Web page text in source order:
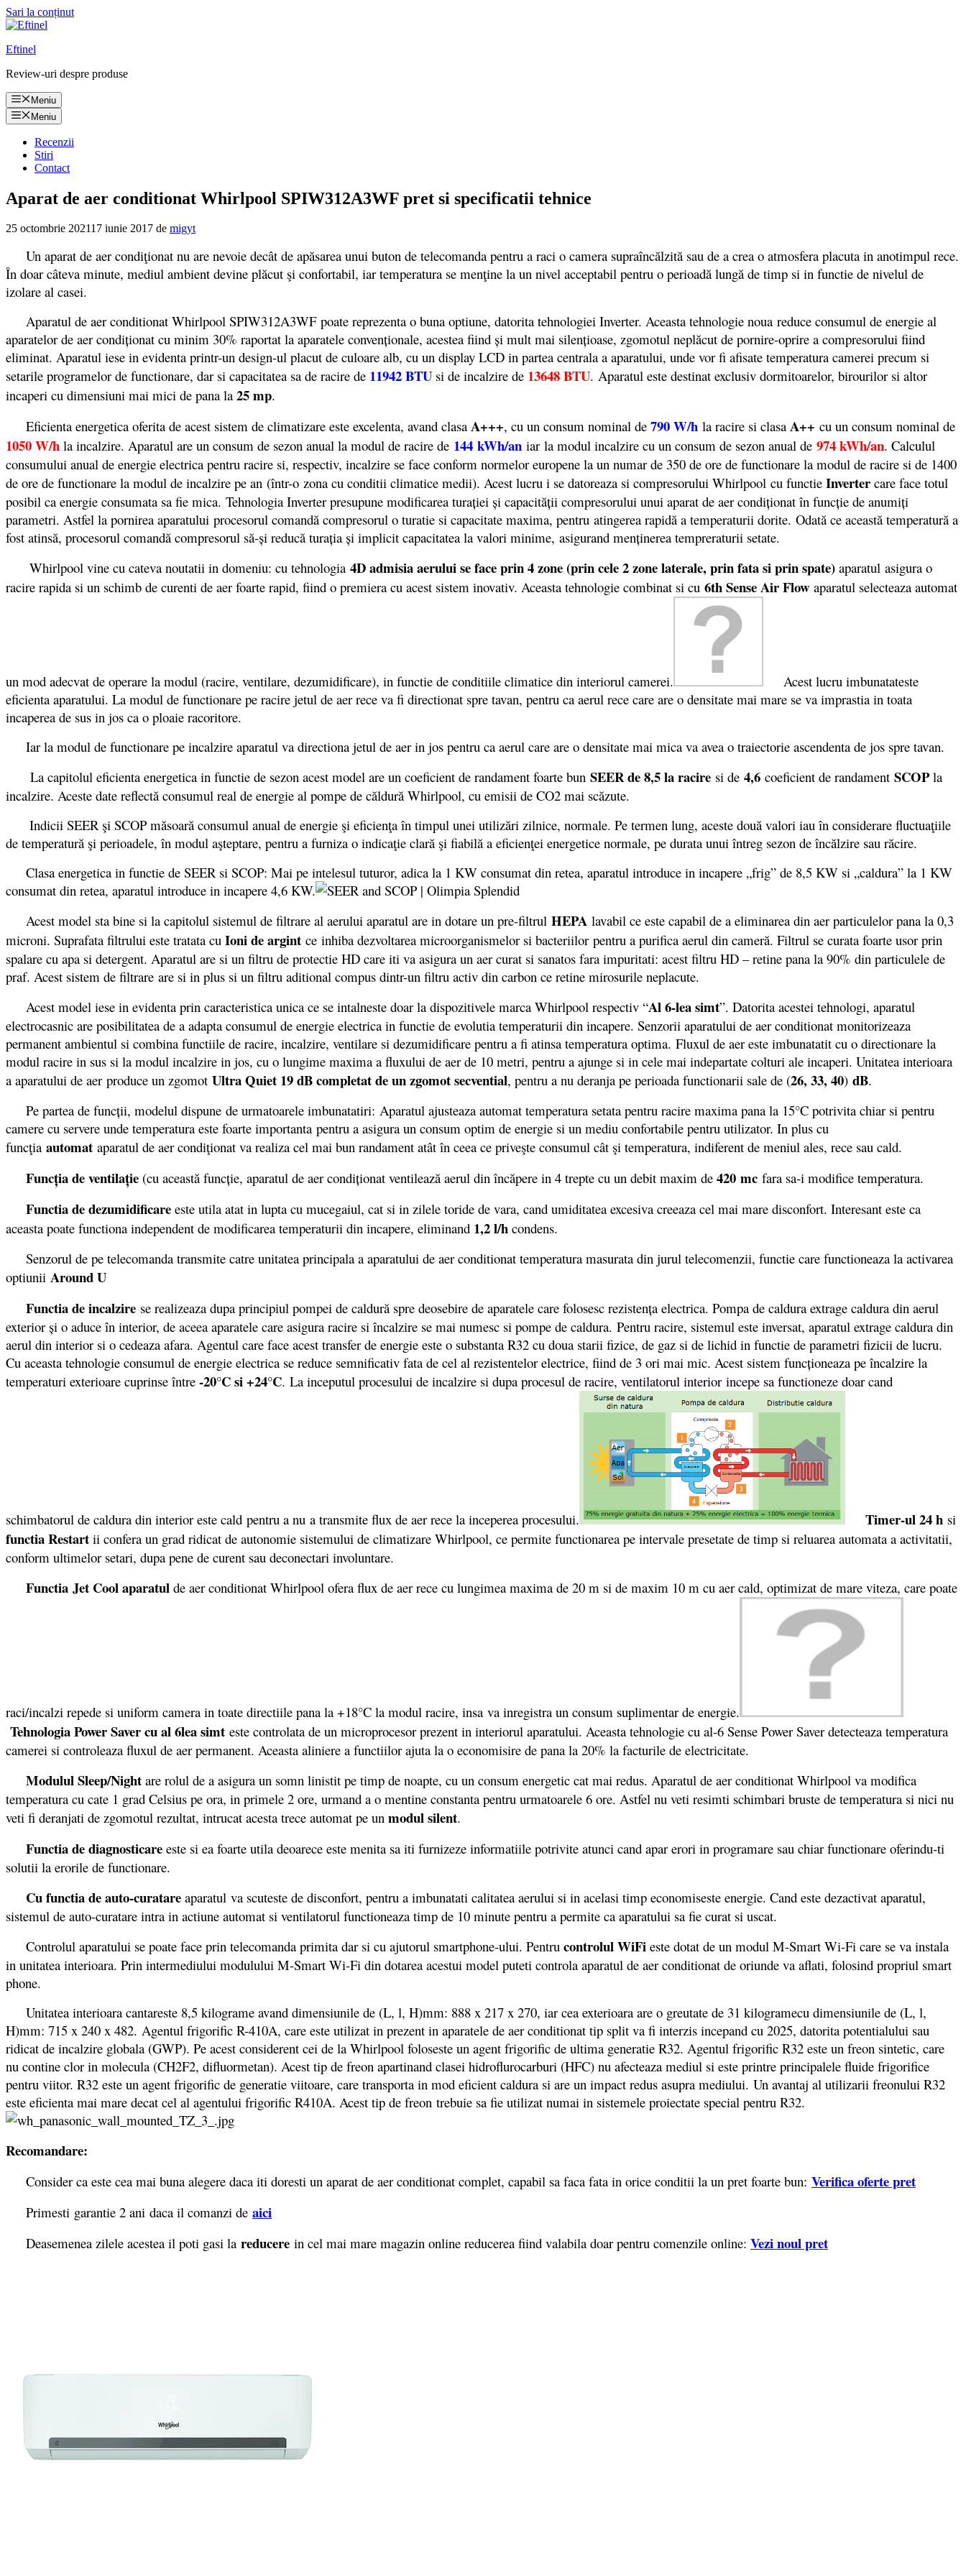
Sari la conținut
Eftinel
Review-uri despre produse
Meniu
Meniu
Recenzii
Stiri
Contact
Aparat de aer conditionat Whirlpool SPIW312A3WF pret si specificatii tehnice
25 octombrie 202117 iunie 2017 de migyt
Un aparat de aer condiţionat nu are nevoie decât de apăsarea unui buton de telecomanda pentru a raci o camera supraîncălzită sau de a crea o atmosfera placuta in anotimpul rece.
În doar câteva minute, mediul ambient devine plăcut şi confortabil, iar temperatura se menţine la un nivel acceptabil pentru o perioadă lungă de timp si in functie de nivelul de
izolare al casei.
Aparatul de aer conditionat Whirlpool SPIW312A3WF poate reprezenta o buna optiune, datorita tehnologiei Inverter. Aceasta tehnologie noua reduce consumul de energie al
aparatelor de aer condiționat cu minim 30% raportat la aparatele convenționale, acestea fiind și mult mai silențioase, zgomotul neplăcut de pornire-oprire a compresorului fiind
eliminat. Aparatul iese in evidenta printr-un design-ul placut de culoare alb, cu un display LCD in partea centrala a aparatului, unde vor fi afisate temperatura camerei precum si
setarile programelor de functionare, dar si capacitatea sa de racire de 11942 BTU si de incalzire de 13648 BTU. Aparatul este destinat exclusiv dormitoarelor, birourilor si altor
incaperi cu dimensiuni mai mici de pana la 25 mp.
Eficienta energetica oferita de acest sistem de climatizare este excelenta, avand clasa A+++, cu un consum nominal de 790 W/h la racire si clasa A++ cu un consum nominal de
1050 W/h la incalzire. Aparatul are un consum de sezon anual la modul de racire de 144 kWh/an iar la modul incalzire cu un consum de sezon anual de 974 kWh/an. Calculul
consumului anual de energie electrica pentru racire si, respectiv, incalzire se face conform normelor europene la un numar de 350 de ore de functionare la modul de racire si de 1400
de ore de functionare la modul de incalzire pe an (într-o zona cu conditii climatice medii). Acest lucru i se datoreaza si compresorului Whirlpool cu functie Inverter care face totul
posibil ca energie consumata sa fie mica. Tehnologia Inverter presupune modificarea turației și capacității compresorului unui aparat de aer condiționat în funcție de anumiți
parametri. Astfel la pornirea aparatului procesorul comandă compresorul o turatie si capacitate maxima, pentru atingerea rapidă a temperaturii dorite. Odată ce această temperatură a
fost atinsă, procesorul comandă compresorul să-și reducă turația și implicit capacitatea la valori minime, asigurand menținerea tempreraturii setate.
Whirlpool vine cu cateva noutatii in domeniu: cu tehnologia 4D admisia aerului se face prin 4 zone (prin cele 2 zone laterale, prin fata si prin spate) aparatul asigura o
racire rapida si un schimb de curenti de aer foarte rapid, fiind o premiera cu acest sistem inovativ. Aceasta tehnologie combinat si cu 6th Sense Air Flow aparatul selecteaza automat
un mod adecvat de operare la modul (racire, ventilare, dezumidificare), in functie de conditiile climatice din interiorul camerei.
Acest lucru imbunatateste
eficienta aparatului. La modul de functionare pe racire jetul de aer rece va fi directionat spre tavan, pentru ca aerul rece care are o densitate mai mare se va imprastia in toata
incaperea de sus in jos ca o ploaie racoritore.
Iar la modul de functionare pe incalzire aparatul va directiona jetul de aer in jos pentru ca aerul care are o densitate mai mica va avea o traiectorie ascendenta de jos spre tavan.
La capitolul eficienta energetica in functie de sezon acest model are un coeficient de randament foarte bun SEER de 8,5 la racire si de 4,6 coeficient de randament SCOPla
incalzire. Aceste date reflectă consumul real de energie al pompe de căldură Whirlpool, cu emisii de CO2 mai scăzute.
Indicii SEER şi SCOP măsoară consumul anual de energie şi eficienţa în timpul unei utilizări zilnice, normale. Pe termen lung, aceste două valori iau în considerare fluctuaţiile
de temperatură şi perioadele, în modul aşteptare, pentru a furniza o indicaţie clară şi fiabilă a eficienţei energetice normale, pe durata unui întreg sezon de încălzire sau răcire.
Clasa energetica in functie de SEER si SCOP: Mai pe intelesul tuturor, adica la 1 KW consumat din retea, aparatul introduce in incapere „frig” de 8,5 KW si „caldura” la 1 KW
consumat din retea, aparatul introduce in incapere 4,6 KW.
Acest model sta bine si la capitolul sistemul de filtrare al aerului aparatul are in dotare un pre-filtrul HEPA lavabil ce este capabil de a eliminarea din aer particulelor pana la 0,3
microni. Suprafata filtrului este tratata cu Ioni de argint ce inhiba dezvoltarea microorganismelor si bacteriilor pentru a purifica aerul din cameră. Filtrul se curata foarte usor prin
spalare cu apa si detergent. Aparatul are si un filtru de protectie HD care iti va asigura un aer curat si sanatos fara impuritati: acest filtru HD – retine pana la 90% din particulele de
praf. Acest sistem de filtrare are si in plus si un filtru aditional compus dintr-un filtru activ din carbon ce retine mirosurile neplacute.
Acest model iese in evidenta prin caracteristica unica ce se intalneste doar la dispozitivele marca Whirlpool respectiv “Al 6-lea simt”. Datorita acestei tehnologi, aparatul
electrocasnic are posibilitatea de a adapta consumul de energie electrica in functie de evolutia temperaturii din incapere. Senzorii aparatului de aer conditionat monitorizeaza
permanent ambientul si combina functiile de racire, incalzire, ventilare si dezumidificare pentru a fi atinsa temperatura optima. Fluxul de aer este imbunatatit cu o directionare la
modul racire in sus si la modul incalzire in jos, cu o lungime maxima a fluxului de aer de 10 metri, pentru a ajunge si in cele mai indepartate colturi ale incaperi. Unitatea interioara
a aparatului de aer produce un zgomot Ultra Quiet 19 dB completat de un zgomot secvential, pentru a nu deranja pe perioada functionarii sale de (26, 33, 40) dB.
Pe partea de funcții, modelul dispune de urmatoarele imbunatatiri: Aparatul ajusteaza automat temperatura setata pentru racire maxima pana la 15°C potrivita chiar si pentru
camere cu servere unde temperatura este foarte importanta pentru a asigura un consum optim de energie si un mediu confortabile pentru utilizator. In plus cu
funcţia automat aparatul de aer condiţionat va realiza cel mai bun randament atât în ceea ce priveşte consumul cât şi temperatura, indiferent de meniul ales, rece sau cald.
Funcţia de ventilaţie (cu această funcţie, aparatul de aer condiţionat ventilează aerul din încăpere in 4 trepte cu un debit maxim de 420 mc fara sa-i modifice temperatura.
Functia de dezumidificare este utila atat in lupta cu mucegaiul, cat si in zilele toride de vara, cand umiditatea excesiva creeaza cel mai mare disconfort. Interesant este ca
aceasta poate functiona independent de modificarea temperaturii din incapere, eliminand 1,2 l/h condens.
Senzorul de pe telecomanda transmite catre unitatea principala a aparatului de aer conditionat temperatura masurata din jurul telecomenzii, functie care functioneaza la activarea
optiunii Around U
Functia de incalzire se realizeaza dupa principiul pompei de caldură spre deosebire de aparatele care folosesc rezistenţa electrica. Pompa de caldura extrage caldura din aerul
exterior şi o aduce în interior, de aceea aparatele care asigura racire si încalzire se mai numesc si pompe de caldura. Pentru racire, sistemul este inversat, aparatul extrage caldura din
aerul din interior si o cedeaza afara. Agentul care face acest transfer de energie este o substanta R32 cu doua starii fizice, de gaz si de lichid in functie de parametri fizicii de lucru.
Cu aceasta tehnologie consumul de energie electrica se reduce semnificativ fata de cel al rezistentelor electrice, fiind de 3 ori mai mic. Acest sistem funcționeaza pe încalzire la
temperaturi exterioare cuprinse între -20°C si +24°C. La inceputul procesului de incalzire si dupa procesul de racire, ventilatorul interior incepe sa functioneze doar cand
schimbatorul de caldura din interior este cald pentru a nu a transmite flux de aer rece la inceperea procesului. Timer-ul 24 h si
functia Restart ii confera un grad ridicat de autonomie sistemului de climatizare Whirlpool, ce permite functionarea pe intervale presetate de timp si reluarea automata a activitatii,
conform ultimelor setari, dupa pene de curent sau deconectari involuntare.
Functia Jet Cool aparatul de aer conditionat Whirlpool ofera flux de aer rece cu lungimea maxima de 20 m si de maxim 10 m cu aer cald, optimizat de mare viteza, care poate
raci/incalzi repede si uniform camera in toate directiile pana la +18°C la modul racire, insa va inregistra un consum suplimentar de energie.
Tehnologia Power Saver cu al 6lea simt este controlata de un microprocesor prezent in interiorul aparatului. Aceasta tehnologie cu al-6 Sense Power Saver detecteaza temperatura
camerei si controleaza fluxul de aer permanent. Aceasta aliniere a functiilor ajuta la o economisire de pana la 20% la facturile de electricitate.
Modulul Sleep/Night are rolul de a asigura un somn linistit pe timp de noapte, cu un consum energetic cat mai redus. Aparatul de aer conditionat Whirlpool va modifica
temperatura cu cate 1 grad Celsius pe ora, in primele 2 ore, urmand a o mentine constanta pentru urmatoarele 6 ore. Astfel nu veti resimti schimbari bruste de temperatura si nici nu
veti fi deranjati de zgomotul rezultat, intrucat acesta trece automat pe un modul silent.
Functia de diagnosticare este si ea foarte utila deoarece este menita sa iti furnizeze informatiile potrivite atunci cand apar erori in programare sau chiar functionare oferindu-ti
solutii la erorile de functionare.
Cu functia deauto-curatare aparatul va scuteste de disconfort, pentru a imbunatati calitatea aerului si in acelasi timp economiseste energie. Cand este dezactivat aparatul,
sistemul de auto-curatare intra in actiune automat si ventilatorul functioneaza timp de 10 minute pentru a permite ca aparatului sa fie curat si uscat.
Controlul aparatului se poate face prin telecomanda primita dar si cu ajutorul smartphone-ului. Pentru controlul WiFi este dotat de un modul M-Smart Wi-Fi care se va instala
in unitatea interioara. Prin intermediului modulului M-Smart Wi-Fi din dotarea acestui model puteti controla aparatul de aer conditionat de oriunde va aflati, folosind propriul smart
phone.
Unitatea interioara cantareste 8,5 kilograme avand dimensiunile de (L, l, H)mm: 888 x 217 x 270, iar cea exterioara are o greutate de 31 kilogramecu dimensiunile de (L, l,
H)mm: 715 x 240 x 482. Agentul frigorific R-410A, care este utilizat in prezent in aparatele de aer conditionat tip split va fi interzis incepand cu 2025, datorita potentialului sau
ridicat de incalzire globala (GWP). Pe acest considerent cei de la Whirlpool foloseste un agent frigorific de ultima generatie R32. Agentul frigorific R32 este un freon sintetic, care
nu contine clor in molecula (CH2F2, difluormetan). Acest tip de freon apartinand clasei hidroflurocarburi (HFC) nu afecteaza mediul si este printre principalele fluide frigorifice
pentru viitor. R32 este un agent frigorific de generatie viitoare, care transporta in mod eficient caldura si are un impact redus asupra mediului. Un avantaj al utilizarii freonului R32
este eficienta mai mare decat cel al agentului frigorific R410A. Acest tip de freon trebuie sa fie utilizat numai in sistemele proiectate special pentru R32.
Recomandare:
Consider ca este cea mai buna alegere daca iti doresti un aparat de aer conditionat complet, capabil sa faca fata in orice conditii la un pret foarte bun: Verifica oferte pret
Primesti garantie 2 ani daca il comanzi de aici
Deasemenea zilele acestea il poti gasi la reducere in cel mai mare magazin online reducerea fiind valabila doar pentru comenzile online: Vezi noul pret